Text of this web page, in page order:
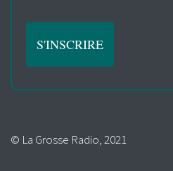
© La Grosse Radio, 2021